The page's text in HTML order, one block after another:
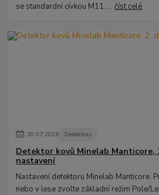
se standardní cívkou M11. ...číst celé
20.07.2026 Detektory
Detektor kovů Minelab Manticore,
nastavení
Nastavení detektoru Minelab Manticore.
nebo v lese zvolte základní režim Pole/